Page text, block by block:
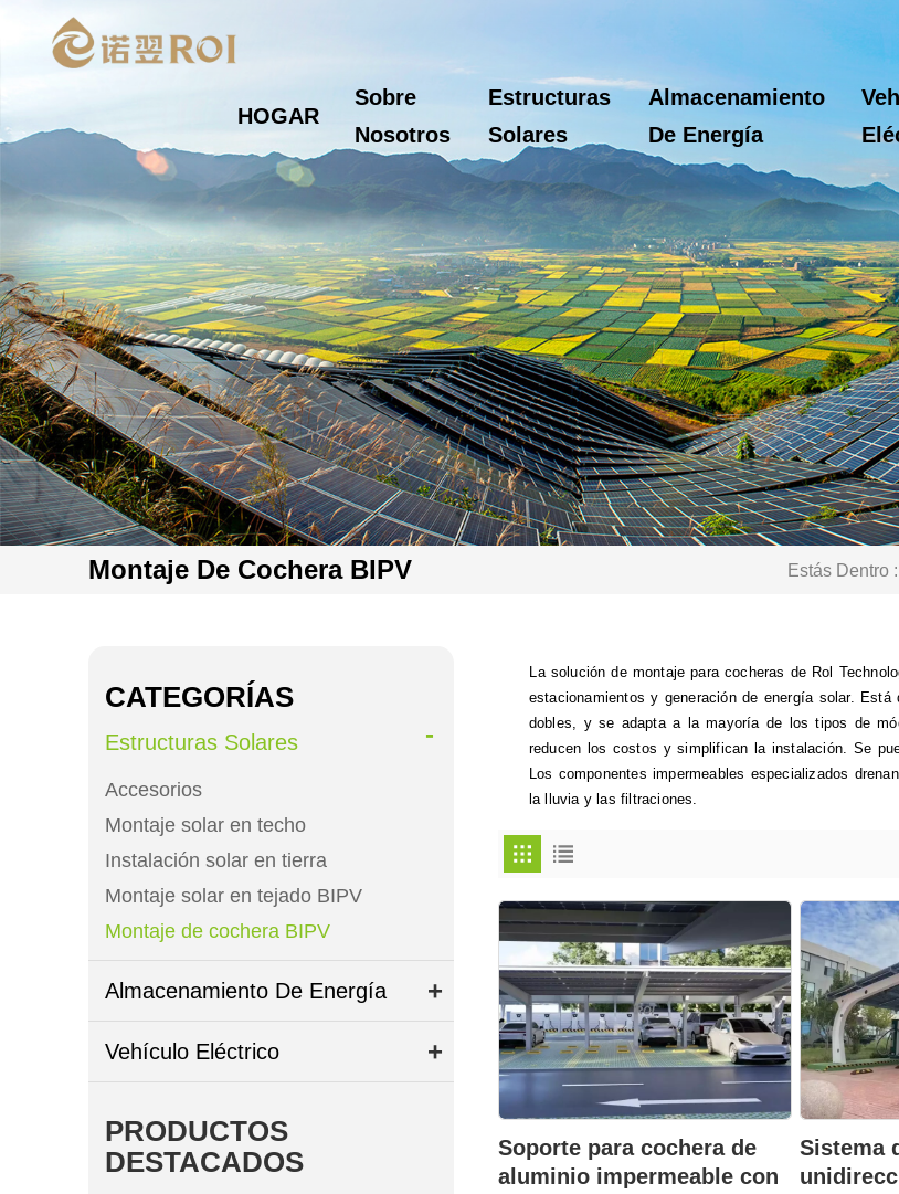
HOGAR
Sobre
Nosotros
Estructuras
Solares
Almacenamiento
De Energía
Montaje De Cochera BIPV Estás Dentro :
La solución de montaje para cocheras de Rol
estacionamientos y generación de energía solar.
dobles, y se adapta a la mayoría de los tipos de
reducen los costos y simplifican la instalación. Se
Los componentes impermeables especializados
la lluvia y las filtraciones.
Soporte para cochera de
aluminio impermeable con
Sistema
CATEGORÍAS
Estructuras Solares
Accesorios
Montaje solar en techo
Instalación solar en tierra
Montaje solar en tejado BIPV
Montaje de cochera BIPV
Almacenamiento De Energía
Vehículo Eléctrico
PRODUCTOS
DESTACADOS